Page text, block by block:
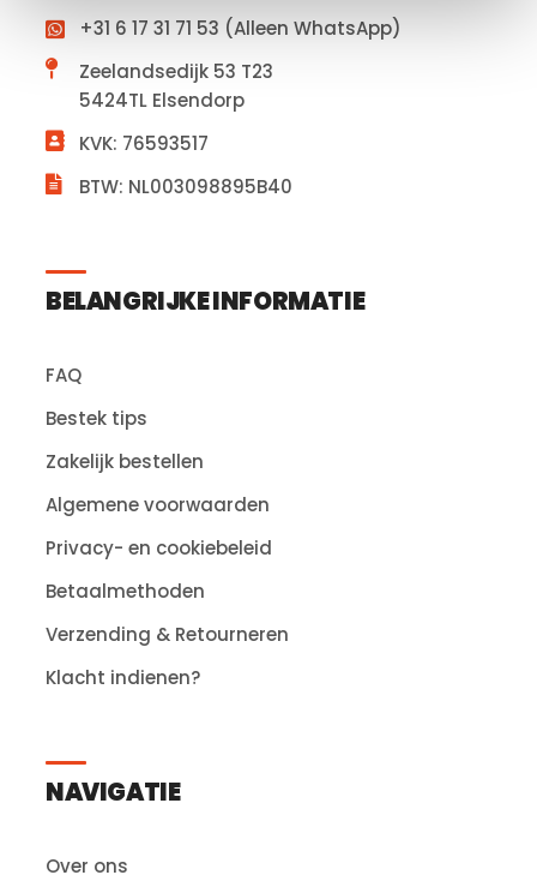
+31 6 17 31 71 53 (Alleen WhatsApp)
Zeelandsedijk 53 T23
5424TL Elsendorp
KVK: 76593517
BTW: NL003098895B40
BELANGRIJKE INFORMATIE
FAQ
Bestek tips
Zakelijk bestellen
Algemene voorwaarden
Privacy- en cookiebeleid
Betaalmethoden
Verzending & Retourneren
Klacht indienen?
NAVIGATIE
Over ons